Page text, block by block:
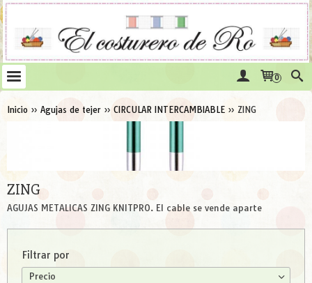
0
Inicio » Agujas de tejer » CIRCULAR INTERCAMBIABLE » ZING
ZING
AGUJAS METALICAS ZING KNITPRO. El cable se vende aparte
Filtrar por
Precio